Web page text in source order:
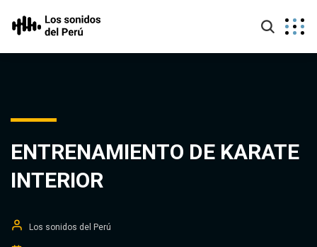
ENTRENAMIENTO DE KARATE
INTERIOR
Los sonidos del Perú